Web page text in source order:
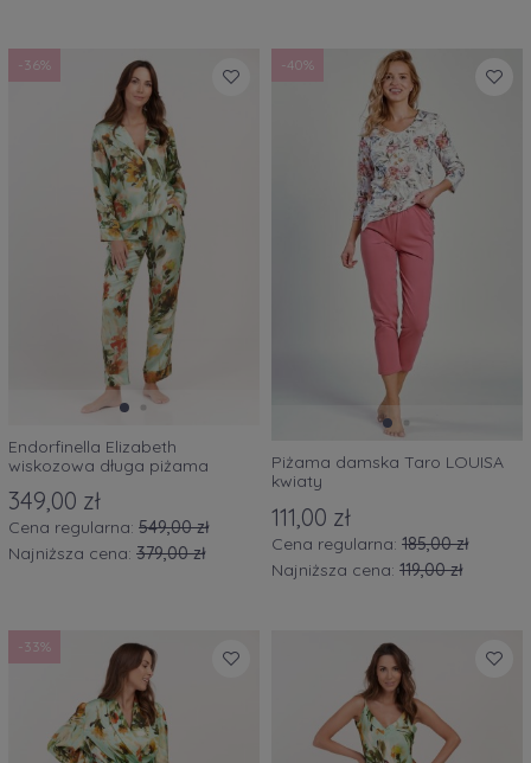
Endorfinella Elizabeth
wiskozowa długa piżama
349,00 zł
Cena regularna: 549,00 zł
Najniższa cena: 379,00 zł
-36%
Piżama damska Taro LOUISA
kwiaty
111,00 zł
Cena regularna: 185,00 zł
Najniższa cena: 119,00 zł
-40%
-33%